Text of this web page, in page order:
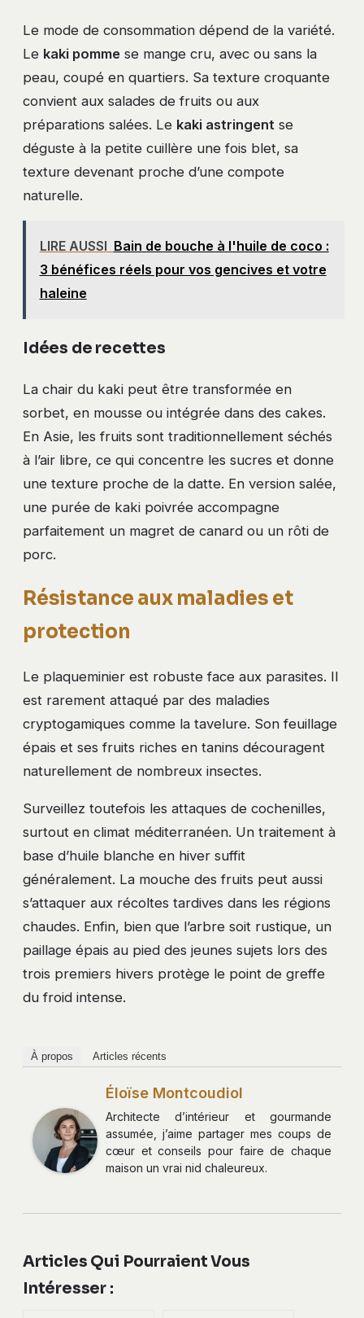
Le mode de consommation dépend de la variété.
Le kaki pomme se mange cru, avec ou sans la
peau, coupé en quartiers. Sa texture croquante
convient aux salades de fruits ou aux
préparations salées. Le kaki astringent se
déguste à la petite cuillère une fois blet, sa
texture devenant proche d’une compote
naturelle.
LIRE AUSSI Bain de bouche à l'huile de coco :
3 bénéfices réels pour vos gencives et votre
haleine
Idées de recettes
La chair du kaki peut être transformée en
sorbet, en mousse ou intégrée dans des cakes.
En Asie, les fruits sont traditionnellement séchés
à l’air libre, ce qui concentre les sucres et donne
une texture proche de la datte. En version salée,
une purée de kaki poivrée accompagne
parfaitement un magret de canard ou un rôti de
porc.
Résistance aux maladies et
protection
Le plaqueminier est robuste face aux parasites. Il
est rarement attaqué par des maladies
cryptogamiques comme la tavelure. Son feuillage
épais et ses fruits riches en tanins découragent
naturellement de nombreux insectes.
Surveillez toutefois les attaques de cochenilles,
surtout en climat méditerranéen. Un traitement à
base d’huile blanche en hiver suffit
généralement. La mouche des fruits peut aussi
s’attaquer aux récoltes tardives dans les régions
chaudes. Enfin, bien que l’arbre soit rustique, un
paillage épais au pied des jeunes sujets lors des
trois premiers hivers protège le point de greffe
du froid intense.
À propos Articles récents
Éloïse Montcoudiol
Architecte d’intérieur et gourmande
assumée, j’aime partager mes coups de
cœur et conseils pour faire de chaque
maison un vrai nid chaleureux.
Articles Qui Pourraient Vous
Intéresser :